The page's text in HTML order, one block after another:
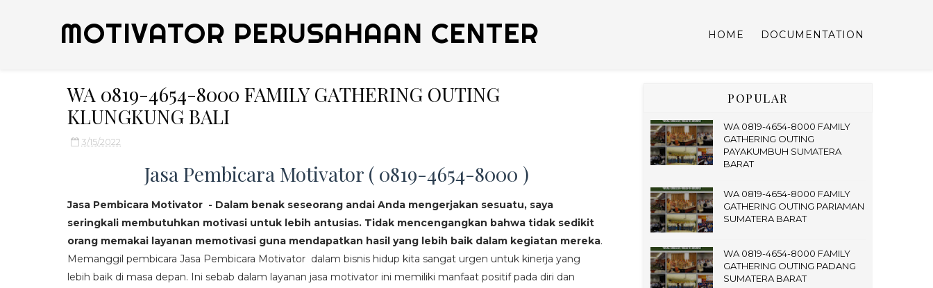
MOTIVATOR PERUSAHAAN CENTER HOME DOCUMENTATION
WA 0819-4654-8000 FAMILY GATHERING OUTING
KLUNGKUNG BALI
3/15/2022
Jasa Pembicara Motivator ( 0819-4654-8000 )
Jasa Pembicara Motivator - Dalam benak seseorang andai Anda mengerjakan sesuatu, saya
seringkali membutuhkan motivasi untuk lebih antusias. Tidak mencengangkan bahwa tidak sedikit
orang memakai layanan memotivasi guna mendapatkan hasil yang lebih baik dalam kegiatan mereka.
Memanggil pembicara Jasa Pembicara Motivator dalam bisnis hidup kita sangat urgen untuk kinerja yang
lebih baik di masa depan. Ini sebab dalam layanan jasa motivator ini memiliki manfaat positif pada diri dan
POPULAR
WA 0819-4654-8000 FAMILY
GATHERING OUTING
PAYAKUMBUH SUMATERA
BARAT
WA 0819-4654-8000 FAMILY
GATHERING OUTING PARIAMAN
SUMATERA BARAT
WA 0819-4654-8000 FAMILY
GATHERING OUTING PADANG
SUMATERA BARAT